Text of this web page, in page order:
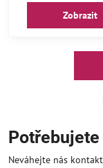
Zobrazit
Neváhejte nás